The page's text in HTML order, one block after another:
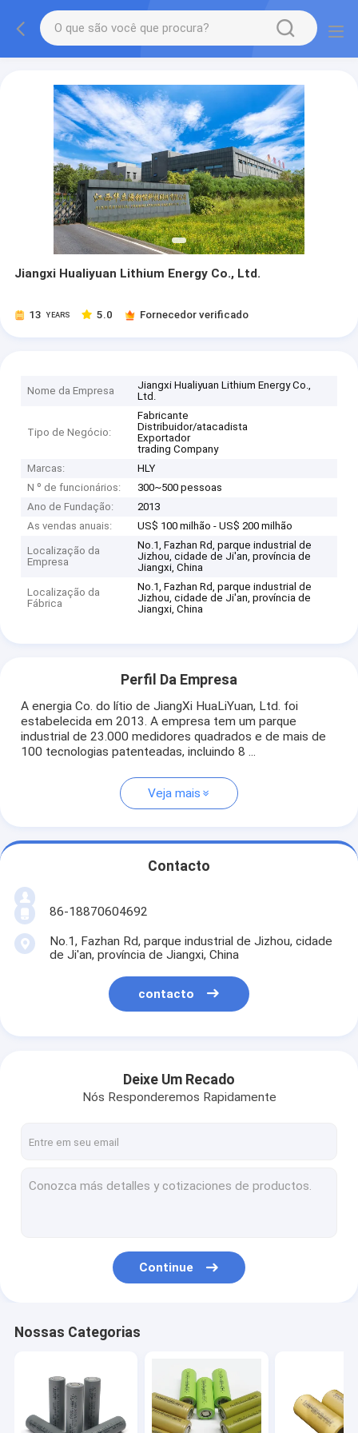
Jiangxi Hualiyuan Lithium Energy Co., Ltd.
13 YEARS 5.0 Fornecedor verificado
Nome da Empresa
Jiangxi Hualiyuan Lithium Energy Co.,
Ltd.
Tipo de Negócio:
Fabricante
Distribuidor/atacadista
Exportador
trading Company
Marcas:
HLY
N º de funcionários:
300~500 pessoas
Ano de Fundação:
2013
As vendas anuais:
US$ 100 milhão - US$ 200 milhão
Localização da
Empresa
No.1, Fazhan Rd, parque industrial de
Jizhou, cidade de Ji'an, província de
Jiangxi, China
Localização da
Fábrica
No.1, Fazhan Rd, parque industrial de
Jizhou, cidade de Ji'an, província de
Jiangxi, China
Perfil Da Empresa
A energia Co. do lítio de JiangXi HuaLiYuan, Ltd. foi
estabelecida em 2013. A empresa tem um parque
industrial de 23.000 medidores quadrados e de mais de
100 tecnologias patenteadas, incluindo 8 ...
Veja mais
Contacto
86-18870604692
No.1, Fazhan Rd, parque industrial de Jizhou, cidade
de Ji'an, província de Jiangxi, China
contacto
Deixe Um Recado
Nós Responderemos Rapidamente
Continue
Nossas Categorias